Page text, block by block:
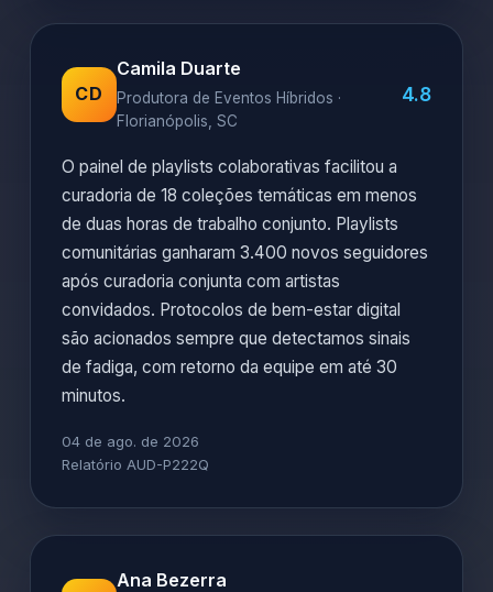
CD
Camila Duarte
Produtora de Eventos Híbridos ·
Florianópolis, SC
4.8
O painel de playlists colaborativas facilitou a
curadoria de 18 coleções temáticas em menos
de duas horas de trabalho conjunto. Playlists
comunitárias ganharam 3.400 novos seguidores
após curadoria conjunta com artistas
convidados. Protocolos de bem-estar digital
são acionados sempre que detectamos sinais
de fadiga, com retorno da equipe em até 30
minutos.
04 de ago. de 2026
Relatório AUD-P222Q
Ana Bezerra